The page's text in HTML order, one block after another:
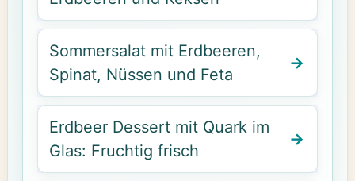
Sommersalat mit Erdbeeren,
Spinat, Nüssen und Feta
Erdbeer Dessert mit Quark im
Glas: Fruchtig frisch